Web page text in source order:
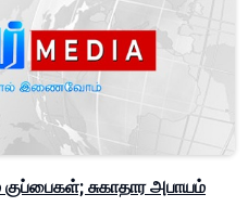
குப்பைகள்; சுகாதார அபாயம்